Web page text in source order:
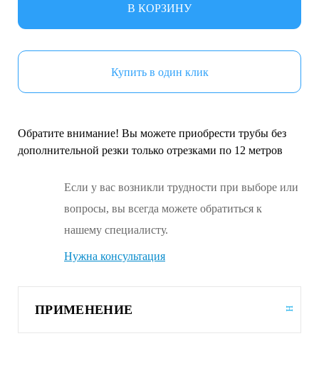
В КОРЗИНУ
Купить в один клик
Обратите внимание! Вы можете приобрести трубы без
дополнительной резки только отрезками по 12 метров
Если у вас возникли трудности при выборе или
вопросы, вы всегда можете обратиться к
нашему специалисту.
Нужна консультация
ПРИМЕНЕНИЕ